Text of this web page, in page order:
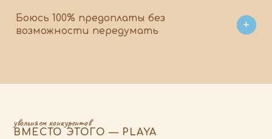
Боюсь 100% предоплаты без
возможности передумать
увольняем конкурентов
ВМЕСТО ЭТОГО — PLAYA